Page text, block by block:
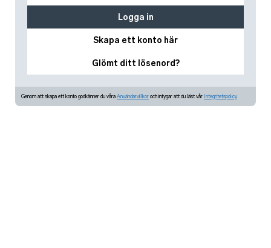
Skapa ett konto här
Glömt ditt lösenord?
Logga in
Genom att skapa ett konto godkänner du våra Användarvillkor och intygar att du läst vår Integritetspolicy.